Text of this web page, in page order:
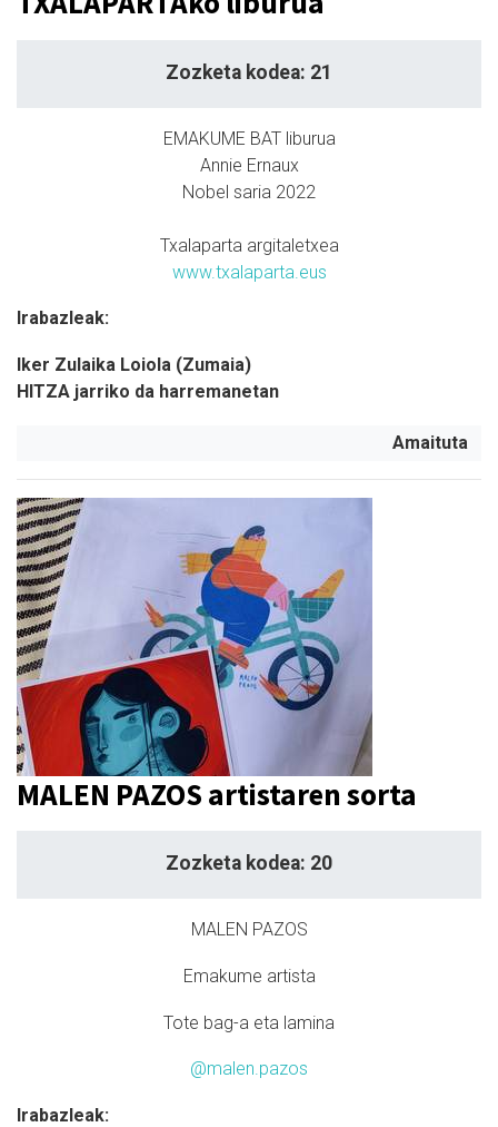
Zozketa kodea: 21
EMAKUME BAT liburua
Annie Ernaux
Nobel saria 2022
Txalaparta argitaletxea
www.txalaparta.eus
Irabazleak:
Iker Zulaika Loiola (Zumaia)
HITZA jarriko da harremanetan
Amaituta
MALEN PAZOS artistaren sorta
Zozketa kodea: 20
MALEN PAZOS
Emakume artista
Tote bag-a eta lamina
@malen.pazos
Irabazleak: